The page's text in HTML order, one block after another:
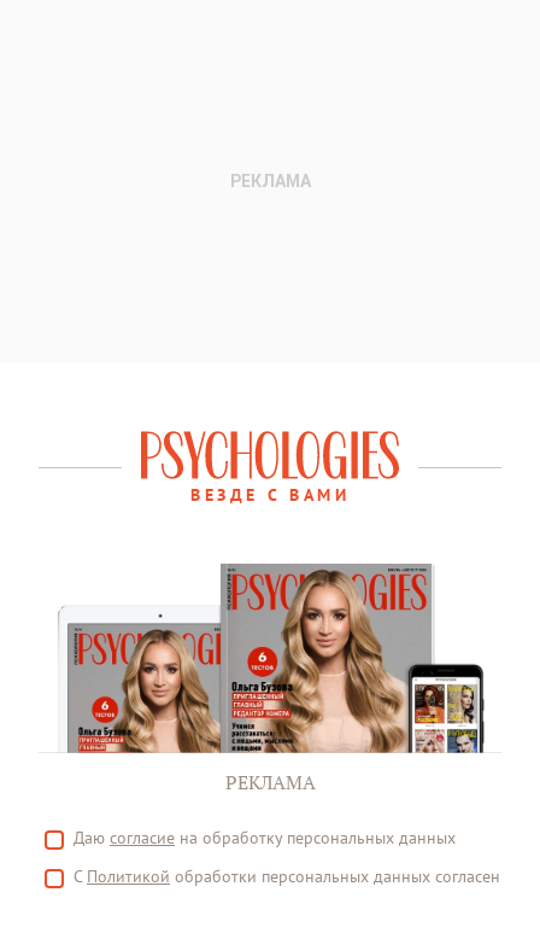
ВЕЗДЕ С ВАМИ
РЕКЛАМА
Даю согласие на обработку персональных данных
С Политикой обработки персональных данных согласен